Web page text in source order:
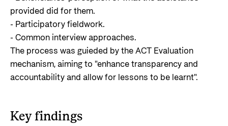
provided did for them.
- Participatory fieldwork.
- Common interview approaches.
The process was guieded by the ACT Evaluation
mechanism, aiming to "enhance transparency and
accountability and allow for lessons to be learnt".
Key findings